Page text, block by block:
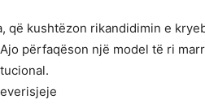
kushtëzon rikandidimin e
përfaqëson një model të ri